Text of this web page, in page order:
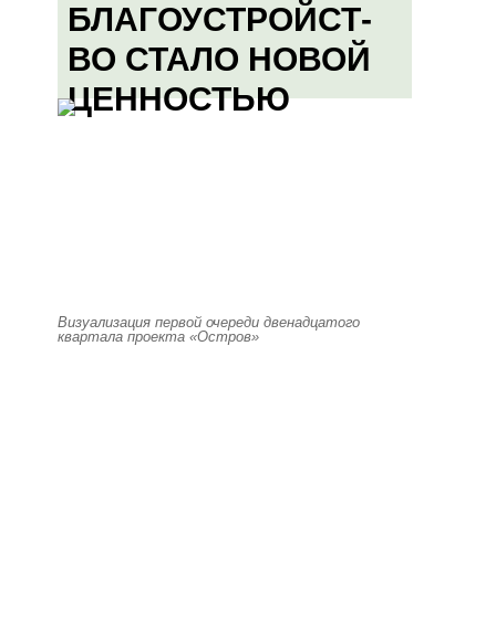
БЛАГОУСТРОЙСТ-
ВО СТАЛО НОВОЙ
ЦЕННОСТЬЮ
Визуализация первой очереди двенадцатого
квартала проекта «Остров»